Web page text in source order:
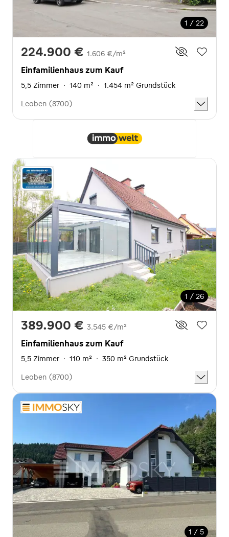
1 / 22
224.900 € 1.606 €/m²
Einfamilienhaus zum Kauf
5,5 Zimmer · 140 m² · 1.454 m² Grundstück
Leoben (8700)
1 / 26
389.900 € 3.545 €/m²
Einfamilienhaus zum Kauf
5,5 Zimmer · 110 m² · 350 m² Grundstück
Leoben (8700)
1 / 5